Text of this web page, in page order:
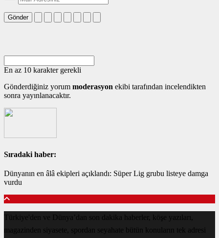
Gönder
En az 10 karakter gerekli
Gönderdiğiniz yorum moderasyon ekibi tarafından incelendikten
sonra yayınlanacaktır.
Sıradaki haber:
Dünyanın en âlâ ekipleri açıklandı: Süper Lig grubu listeye damga
vurdu
Türkiye'den ve Dünya’dan son dakika haberler, köşe yazıları,
magazinden siyasete, spordan seyahate bütün konuların tek adresi